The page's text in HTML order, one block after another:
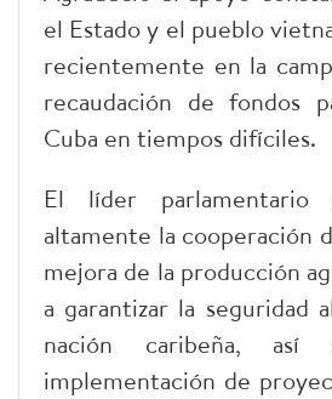
el Estado y el pueblo
recientemente en la
recaudación de fondos
Cuba en tiempos difíciles.
El líder parlamentario
altamente la cooperación
mejora de la producción
a garantizar la seguridad
nación caribeña,
implementación de